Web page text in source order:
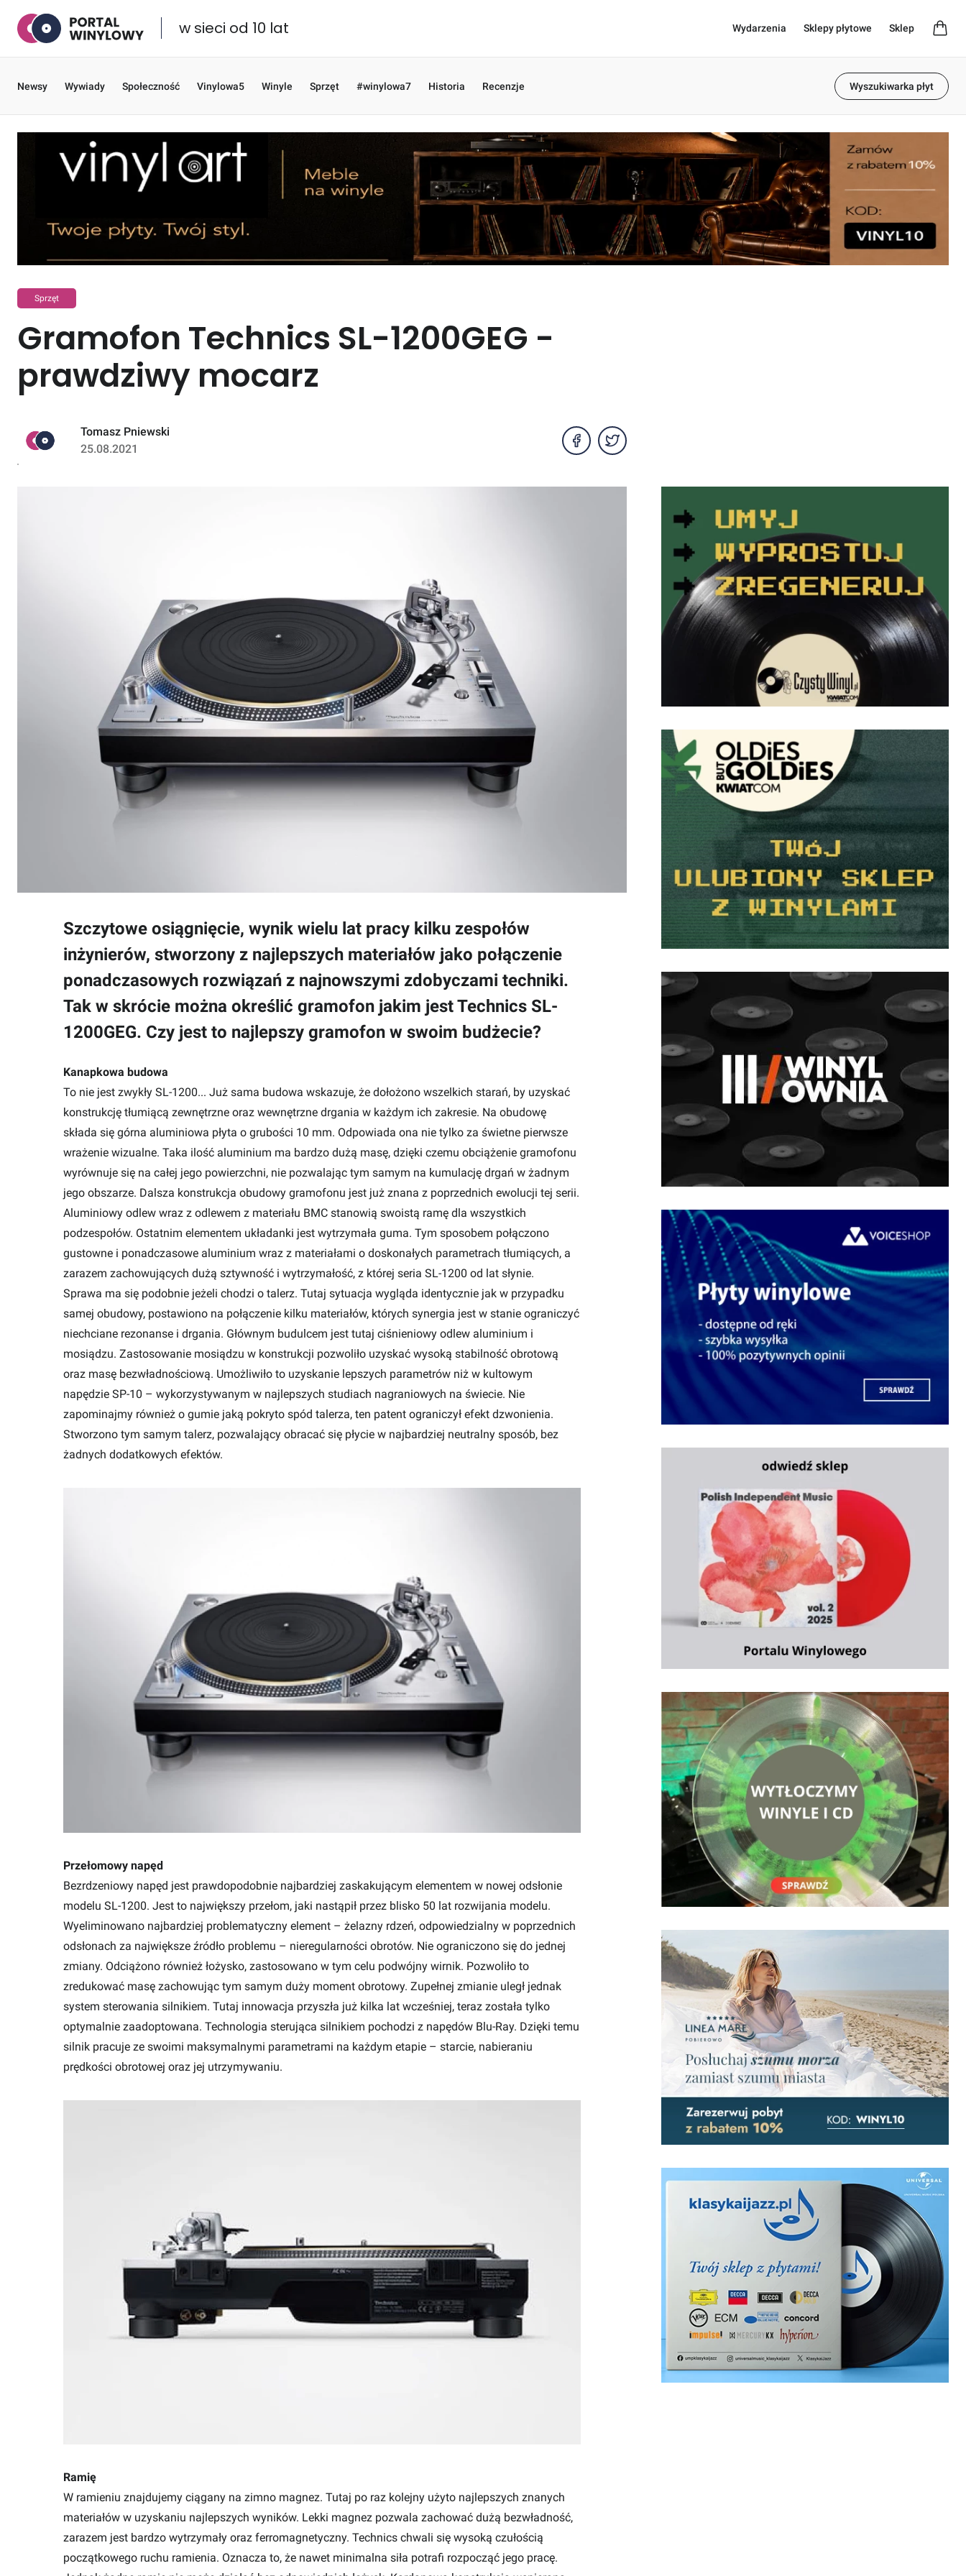
w sieci od 10 lat Wydarzenia Sklepy płytowe Sklep
Newsy Wywiady Społeczność Vinylowa5 Winyle Sprzęt #winylowa7 Historia Recenzje Wyszukiwarka płyt
Sprzęt
Gramofon Technics SL-1200GEG -
prawdziwy mocarz
Tomasz Pniewski
25.08.2021
Szczytowe osiągnięcie, wynik wielu lat pracy kilku zespołów
inżynierów, stworzony z najlepszych materiałów jako połączenie
ponadczasowych rozwiązań z najnowszymi zdobyczami techniki.
Tak w skrócie można określić gramofon jakim jest Technics SL-
1200GEG. Czy jest to najlepszy gramofon w swoim budżecie?
Kanapkowa budowa
To nie jest zwykły SL-1200... Już sama budowa wskazuje, że dołożono wszelkich starań, by uzyskać
konstrukcję tłumiącą zewnętrzne oraz wewnętrzne drgania w każdym ich zakresie. Na obudowę
składa się górna aluminiowa płyta o grubości 10 mm. Odpowiada ona nie tylko za świetne pierwsze
wrażenie wizualne. Taka ilość aluminium ma bardzo dużą masę, dzięki czemu obciążenie gramofonu
wyrównuje się na całej jego powierzchni, nie pozwalając tym samym na kumulację drgań w żadnym
jego obszarze. Dalsza konstrukcja obudowy gramofonu jest już znana z poprzednich ewolucji tej serii.
Aluminiowy odlew wraz z odlewem z materiału BMC stanowią swoistą ramę dla wszystkich
podzespołów. Ostatnim elementem układanki jest wytrzymała guma. Tym sposobem połączono
gustowne i ponadczasowe aluminium wraz z materiałami o doskonałych parametrach tłumiących, a
zarazem zachowujących dużą sztywność i wytrzymałość, z której seria SL-1200 od lat słynie.
Sprawa ma się podobnie jeżeli chodzi o talerz. Tutaj sytuacja wygląda identycznie jak w przypadku
samej obudowy, postawiono na połączenie kilku materiałów, których synergia jest w stanie ograniczyć
niechciane rezonanse i drgania. Głównym budulcem jest tutaj ciśnieniowy odlew aluminium i
mosiądzu. Zastosowanie mosiądzu w konstrukcji pozwoliło uzyskać wysoką stabilność obrotową
oraz masę bezwładnościową. Umożliwiło to uzyskanie lepszych parametrów niż w kultowym
napędzie SP-10 – wykorzystywanym w najlepszych studiach nagraniowych na świecie. Nie
zapominajmy również o gumie jaką pokryto spód talerza, ten patent ograniczył efekt dzwonienia.
Stworzono tym samym talerz, pozwalający obracać się płycie w najbardziej neutralny sposób, bez
żadnych dodatkowych efektów.
Przełomowy napęd
Bezrdzeniowy napęd jest prawdopodobnie najbardziej zaskakującym elementem w nowej odsłonie
modelu SL-1200. Jest to największy przełom, jaki nastąpił przez blisko 50 lat rozwijania modelu.
Wyeliminowano najbardziej problematyczny element – żelazny rdzeń, odpowiedzialny w poprzednich
odsłonach za największe źródło problemu – nieregularności obrotów. Nie ograniczono się do jednej
zmiany. Odciążono również łożysko, zastosowano w tym celu podwójny wirnik. Pozwoliło to
zredukować masę zachowując tym samym duży moment obrotowy. Zupełnej zmianie uległ jednak
system sterowania silnikiem. Tutaj innowacja przyszła już kilka lat wcześniej, teraz została tylko
optymalnie zaadoptowana. Technologia sterująca silnikiem pochodzi z napędów Blu-Ray. Dzięki temu
silnik pracuje ze swoimi maksymalnymi parametrami na każdym etapie – starcie, nabieraniu
prędkości obrotowej oraz jej utrzymywaniu.
Ramię
W ramieniu znajdujemy ciągany na zimno magnez. Tutaj po raz kolejny użyto najlepszych znanych
materiałów w uzyskaniu najlepszych wyników. Lekki magnez pozwala zachować dużą bezwładność,
zarazem jest bardzo wytrzymały oraz ferromagnetyczny. Technics chwali się wysoką czułością
początkowego ruchu ramienia. Oznacza to, że nawet minimalna siła potrafi rozpocząć jego pracę.